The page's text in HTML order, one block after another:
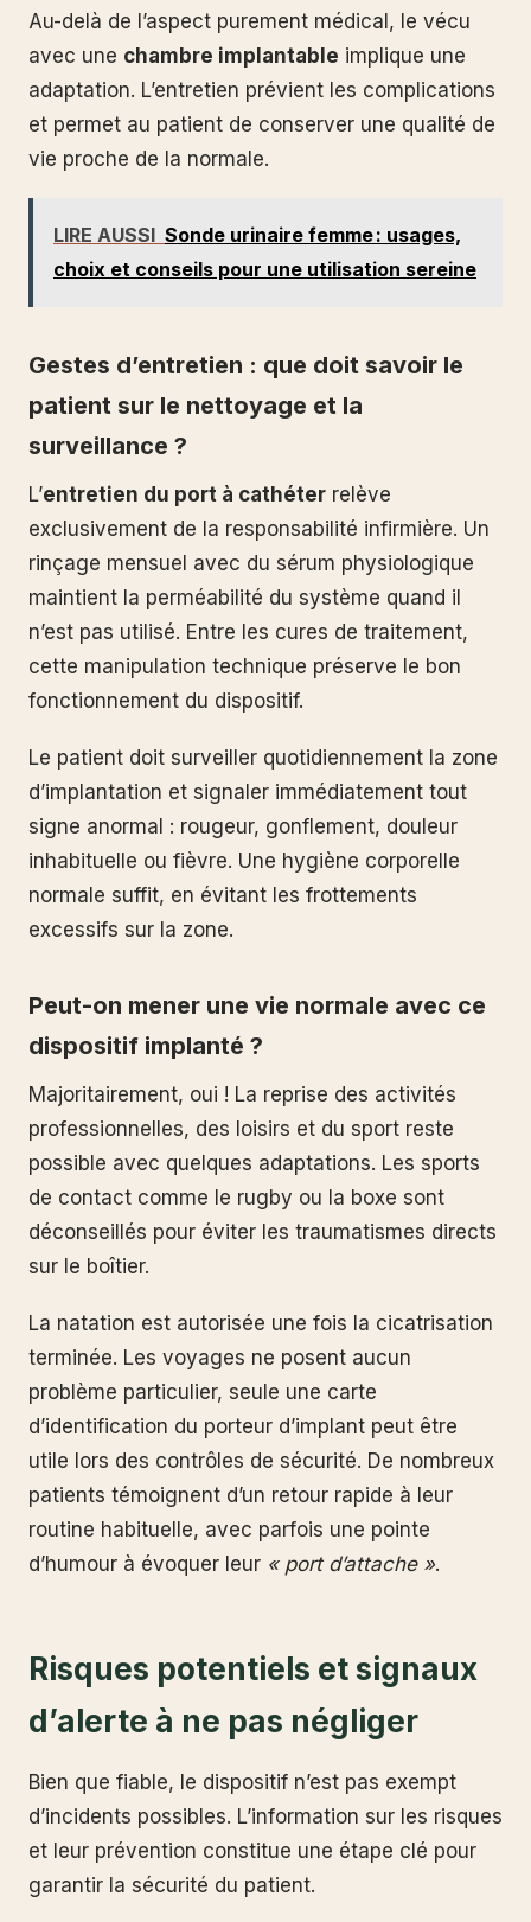
Au-delà de l’aspect purement médical, le vécu
avec une chambre implantable implique une
adaptation. L’entretien prévient les complications
et permet au patient de conserver une qualité de
vie proche de la normale.
LIRE AUSSI Sonde urinaire femme : usages,
choix et conseils pour une utilisation sereine
Gestes d’entretien : que doit savoir le
patient sur le nettoyage et la
surveillance ?
L’entretien du port à cathéter relève
exclusivement de la responsabilité infirmière. Un
rinçage mensuel avec du sérum physiologique
maintient la perméabilité du système quand il
n’est pas utilisé. Entre les cures de traitement,
cette manipulation technique préserve le bon
fonctionnement du dispositif.
Le patient doit surveiller quotidiennement la zone
d’implantation et signaler immédiatement tout
signe anormal : rougeur, gonflement, douleur
inhabituelle ou fièvre. Une hygiène corporelle
normale suffit, en évitant les frottements
excessifs sur la zone.
Peut-on mener une vie normale avec ce
dispositif implanté ?
Majoritairement, oui ! La reprise des activités
professionnelles, des loisirs et du sport reste
possible avec quelques adaptations. Les sports
de contact comme le rugby ou la boxe sont
déconseillés pour éviter les traumatismes directs
sur le boîtier.
La natation est autorisée une fois la cicatrisation
terminée. Les voyages ne posent aucun
problème particulier, seule une carte
d’identification du porteur d’implant peut être
utile lors des contrôles de sécurité. De nombreux
patients témoignent d’un retour rapide à leur
routine habituelle, avec parfois une pointe
d’humour à évoquer leur « port d’attache ».
Risques potentiels et signaux
d’alerte à ne pas négliger
Bien que fiable, le dispositif n’est pas exempt
d’incidents possibles. L’information sur les risques
et leur prévention constitue une étape clé pour
garantir la sécurité du patient.